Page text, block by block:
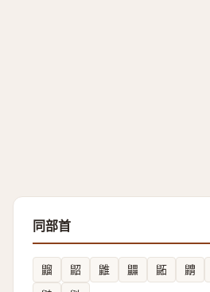
同部首
䶉 鼦 䶆 鼺 鼫 䶇